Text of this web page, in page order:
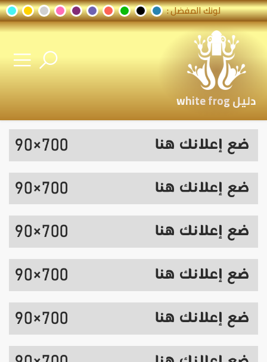
لونك المفضل :
دليل white frog